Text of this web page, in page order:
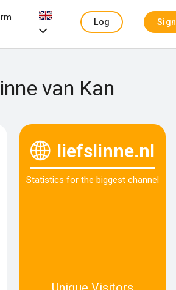
Log
Sign
van Kan
liefslinne.nl
Statistics for the biggest channel